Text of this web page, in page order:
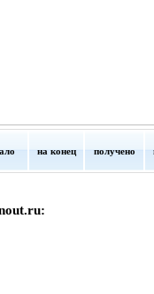
на конец получено